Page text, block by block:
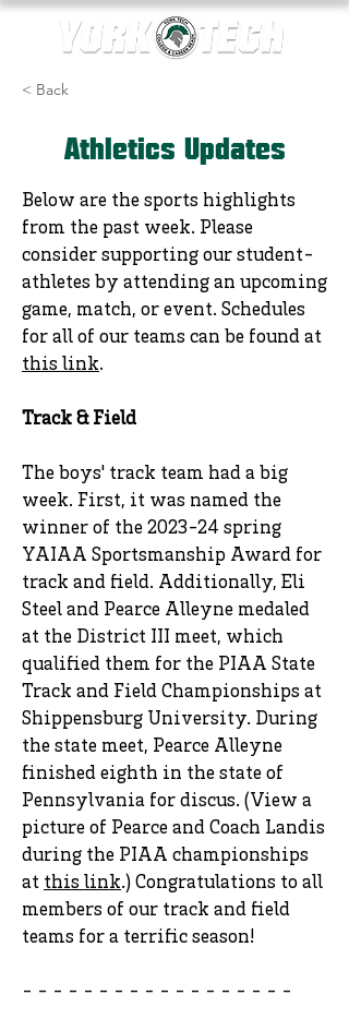
< Back
Athletics Updates
Below are the sports highlights
from the past week. Please
consider supporting our student-
athletes by attending an upcoming
game, match, or event. Schedules
for all of our teams can be found at
this link.
Track & Field
The boys' track team had a big
week. First, it was named the
winner of the 2023-24 spring
YAIAA Sportsmanship Award for
track and field. Additionally, Eli
Steel and Pearce Alleyne medaled
at the District III meet, which
qualified them for the PIAA State
Track and Field Championships at
Shippensburg University. During
the state meet, Pearce Alleyne
finished eighth in the state of
Pennsylvania for discus. (View a
picture of Pearce and Coach Landis
during the PIAA championships
at this link.) Congratulations to all
members of our track and field
teams for a terrific season!
- - - - - - - - - - - - - - - - - -